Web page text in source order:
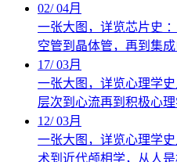
02/04月
一张大图，详览芯片史
空管到晶体管，再到集
17/03月
一张大图，详览心理学
层次到心流再到积极心
12/03月
一张大图，详览心理学
术到近代颅相学，从人